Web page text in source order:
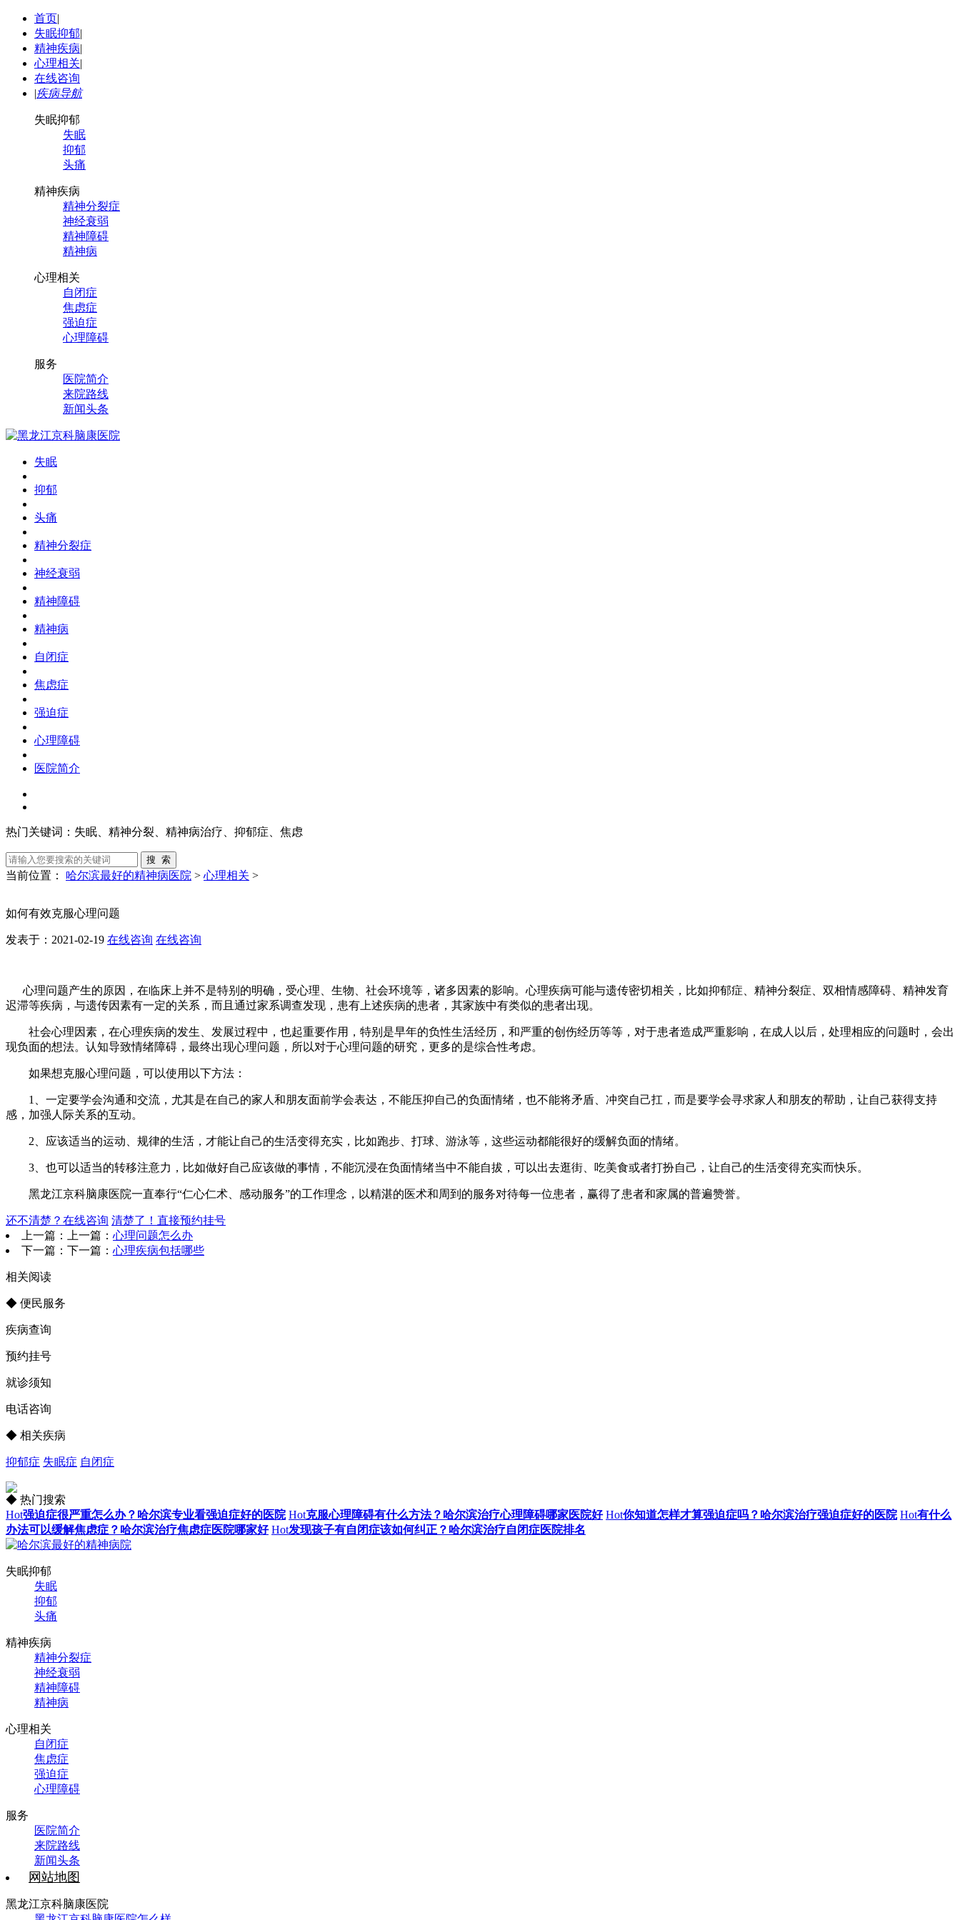
首页|
失眠抑郁|
精神疾病|
心理相关|
在线咨询
|疾病导航
失眠抑郁
失眠
抑郁
头痛
精神疾病
精神分裂症
神经衰弱
精神障碍
精神病
心理相关
自闭症
焦虑症
强迫症
心理障碍
服务
医院简介
来院路线
新闻头条
失眠
抑郁
头痛
精神分裂症
神经衰弱
精神障碍
精神病
自闭症
焦虑症
强迫症
心理障碍
医院简介
热门关键词： 失眠、精神分裂、精神病治疗、抑郁症、焦虑
当前位置： 哈尔滨最好的精神病医院 > 心理相关 >
如何有效克服心理问题
发表于：2021-02-19 在线咨询 在线咨询
心理问题产生的原因，在临床上并不是特别的明确，受心理、生物、社会环境等，诸多因素的影响。心理疾病可能与遗传密切相关，比如抑郁症、精神分裂症、双相情感障碍、精神发育
迟滞等疾病，与遗传因素有一定的关系，而且通过家系调查发现，患有上述疾病的患者，其家族中有类似的患者出现。
社会心理因素，在心理疾病的发生、发展过程中，也起重要作用，特别是早年的负性生活经历，和严重的创伤经历等等，对于患者造成严重影响，在成人以后，处理相应的问题时，会出
现负面的想法。认知导致情绪障碍，最终出现心理问题，所以对于心理问题的研究，更多的是综合性考虑。
如果想克服心理问题，可以使用以下方法：
1、一定要学会沟通和交流，尤其是在自己的家人和朋友面前学会表达，不能压抑自己的负面情绪，也不能将矛盾、冲突自己扛，而是要学会寻求家人和朋友的帮助，让自己获得支持
感，加强人际关系的互动。
2、应该适当的运动、规律的生活，才能让自己的生活变得充实，比如跑步、打球、游泳等，这些运动都能很好的缓解负面的情绪。
3、也可以适当的转移注意力，比如做好自己应该做的事情，不能沉浸在负面情绪当中不能自拔，可以出去逛街、吃美食或者打扮自己，让自己的生活变得充实而快乐。
黑龙江京科脑康医院一直奉行“仁心仁术、感动服务”的工作理念，以精湛的医术和周到的服务对待每一位患者，赢得了患者和家属的普遍赞誉。
还不清楚？在线咨询 清楚了！直接预约挂号
上一篇：上一篇： 心理问题怎么办
下一篇：下一篇： 心理疾病包括哪些
相关阅读
◆ 便民服务
疾病查询
预约挂号
就诊须知
电话咨询
◆ 相关疾病
抑郁症 失眠症 自闭症
◆ 热门搜索
Hot强迫症很严重怎么办？哈尔滨专业看强迫症好的医院 Hot克服心理障碍有什么方法？哈尔滨治疗心理障碍哪家医院好 Hot你知道怎样才算强迫症吗？哈尔滨治疗强迫症好的医院 Hot有什么
办法可以缓解焦虑症？哈尔滨治疗焦虑症医院哪家好 Hot发现孩子有自闭症该如何纠正？哈尔滨治疗自闭症医院排名
失眠抑郁
失眠
抑郁
头痛
精神疾病
精神分裂症
神经衰弱
精神障碍
精神病
心理相关
自闭症
焦虑症
强迫症
心理障碍
服务
医院简介
来院路线
新闻头条
网站地图
黑龙江京科脑康医院